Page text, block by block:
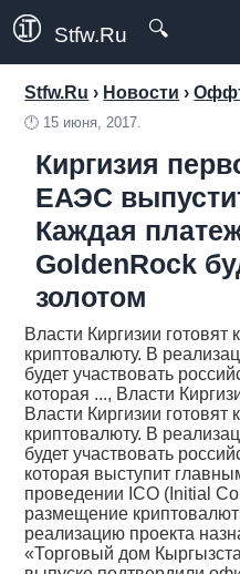
Stfw.Ru 🔍
Stfw.Ru › Новости ›
🕛 15 июня, 2017.
Киргизия
ЕАЭС
Каждая
GoldenRock
золотом
Власти Киргизии
криптовалюту. В
будет участвовать
которая ..., Власти
Власти Киргизии
криптовалюту. В
будет участвовать
которая выступит
проведении ICO (Initial
размещение
реализацию проекта
«Торговый дом